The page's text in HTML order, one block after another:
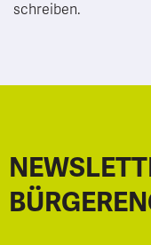
schreiben.